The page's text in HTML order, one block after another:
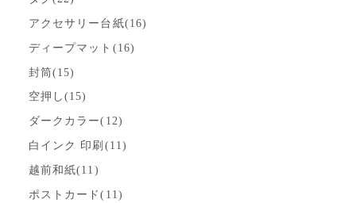
アクセサリー台紙(16)
ディープマット(16)
封筒(15)
空押し(15)
ダークカラー(12)
白インク 印刷(11)
越前和紙(11)
ポストカード(11)